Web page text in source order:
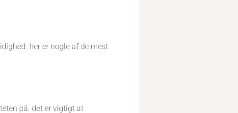
her er nogle af de mest
på. det er vigtigt at